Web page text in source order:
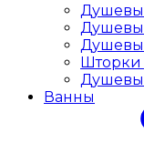
Шторки
Ванны